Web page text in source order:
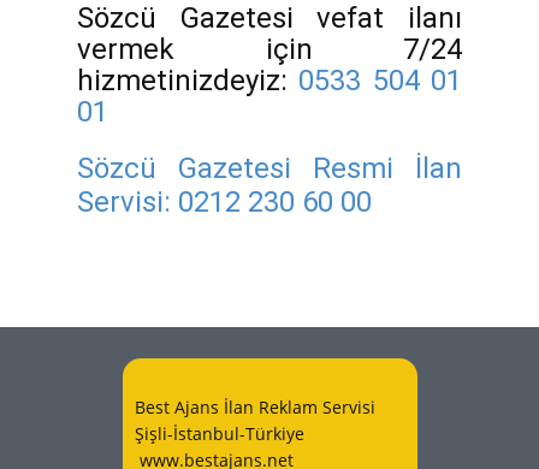
Sözcü Gazetesi vefat ilanı
vermek için 7/24
hizmetinizdeyiz: 0533 504 01
01
Sözcü Gazetesi Resmi İlan
Servisi: 0212 230 60 00
Best Ajans İlan Reklam Servisi
Şişli-İstanbul-Türkiye
www.bestajans.net